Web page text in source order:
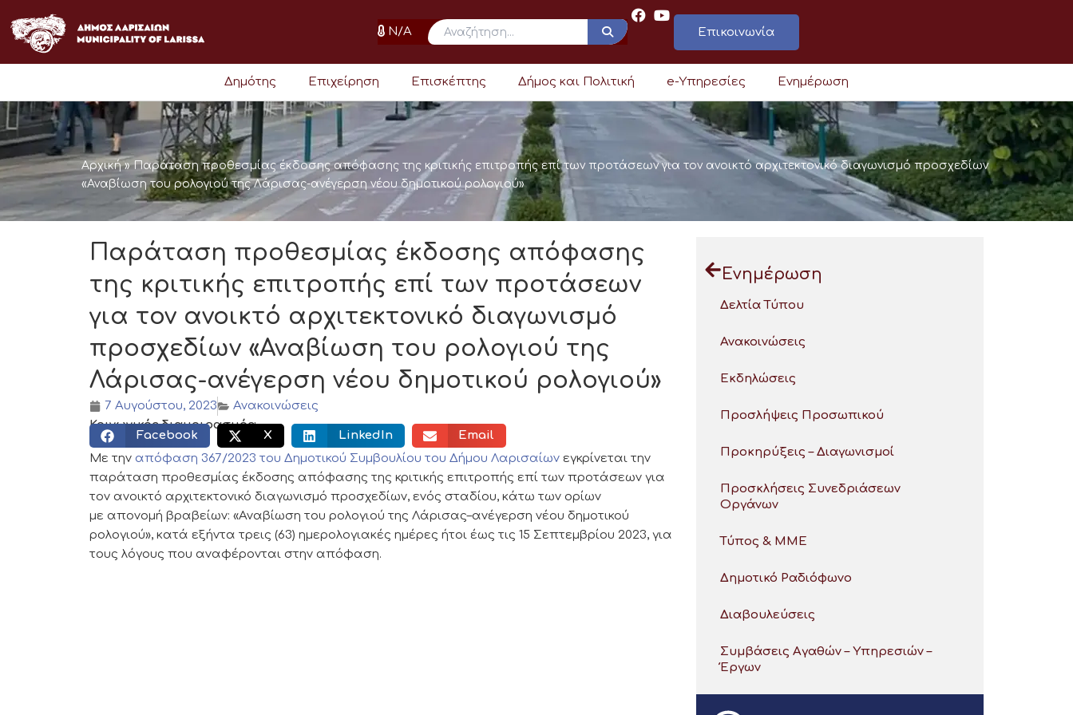
στο
περιεχόμενο
N/A Επικοινωνία
Δημότης Επιχείρηση Επισκέπτης Δήμος και Πολιτική e-Υπηρεσίες Ενημέρωση
Αρχική»Παράταση προθεσμίας έκδοσης απόφασης της κριτικής επιτροπής επί των προτάσεων για τον ανοικτό αρχιτεκτονικό διαγωνισμό προσχεδίων
«Αναβίωση του ρολογιού της Λάρισας-ανέγερση νέου δημοτικού ρολογιού»
Παράταση προθεσμίας έκδοσης απόφασης
της κριτικής επιτροπής επί των προτάσεων
για τον ανοικτό αρχιτεκτονικό διαγωνισμό
προσχεδίων «Αναβίωση του ρολογιού της
Λάρισας-ανέγερση νέου δημοτικού ρολογιού»
7 Αυγούστου, 2023
Ανακοινώσεις
Κοινωνικός διαμοιρασμός:
Facebook X LinkedIn
Email
Με την απόφαση 367/2023 του Δημοτικού Συμβουλίου του Δήμου Λαρισαίων εγκρίνεται την
παράταση προθεσμίας έκδοσης απόφασης της κριτικής επιτροπής επί των προτάσεων για
τον ανοικτό αρχιτεκτονικό διαγωνισμό προσχεδίων, ενός σταδίου, κάτω των ορίων
με απονομή βραβείων: «Αναβίωση του ρολογιού της Λάρισας–ανέγερση νέου δημοτικού
ρολογιού», κατά εξήντα τρεις (63) ημερολογιακές ημέρες ήτοι έως τις 15 Σεπτεμβρίου 2023, για
τους λόγους που αναφέρονται στην απόφαση.
Ενημέρωση
Δελτία Τύπου
Ανακοινώσεις
Εκδηλώσεις
Προσλήψεις Προσωπικού
Προκηρύξεις – Διαγωνισμοί
Προσκλήσεις Συνεδριάσεων
Οργάνων
Τύπος & ΜΜΕ
Δημοτικό Ραδιόφωνο
Διαβουλεύσεις
Συμβάσεις Αγαθών – Υπηρεσιών –
Έργων